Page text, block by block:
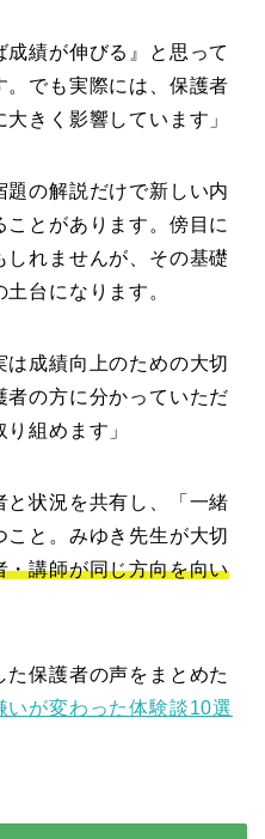
成績が伸びる』と思って
。でも実際には、保護者
きく影響しています」
の解説だけで新しい内
とがあります。傍目に
れませんが、その基礎
台になります。
は成績向上のための大切
者の方に分かっていただ
組めます」
と状況を共有し、「一緒
と。みゆき先生が大切
・講師が同じ方向を向い
保護者の声をまとめた
いが変わった体験談10選